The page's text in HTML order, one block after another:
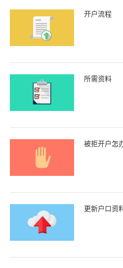
开户流程
所需资料
被拒开户怎
更新户口资